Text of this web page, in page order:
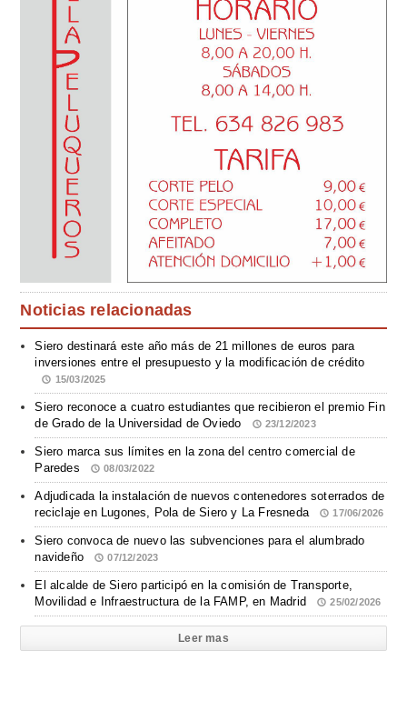
Noticias relacionadas
Siero destinará este año más de 21 millones de euros para
inversiones entre el presupuesto y la modificación de crédito
15/03/2025
Siero reconoce a cuatro estudiantes que recibieron el premio Fin
de Grado de la Universidad de Oviedo
23/12/2023
Siero marca sus límites en la zona del centro comercial de
Paredes
08/03/2022
Adjudicada la instalación de nuevos contenedores soterrados de
reciclaje en Lugones, Pola de Siero y La Fresneda
17/06/2026
Siero convoca de nuevo las subvenciones para el alumbrado
navideño
07/12/2023
El alcalde de Siero participó en la comisión de Transporte,
Movilidad e Infraestructura de la FAMP, en Madrid
25/02/2026
Leer mas